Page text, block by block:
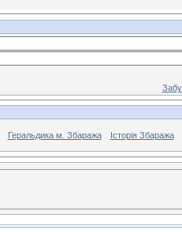
Геральдика м. Збаража Історія Збаража